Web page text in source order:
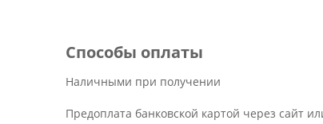
Способы оплаты
Наличными при получении
Предоплата банковской картой через сайт